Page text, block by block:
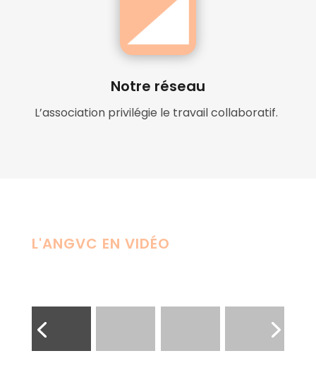
Notre réseau
L’association privilégie le travail collaboratif.
L'ANGVC EN VIDÉO